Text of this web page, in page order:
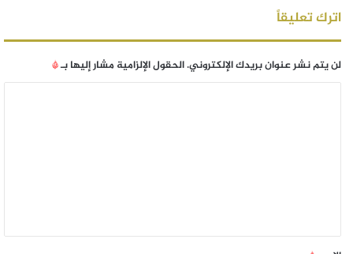
اترك تعليقاً
لن يتم نشر عنوان بريدك الإلكتروني.الحقول الإلزامية مشار إليها بـ*